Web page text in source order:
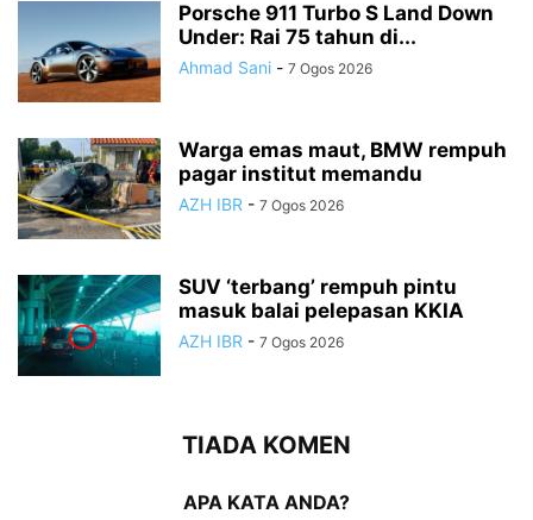
Porsche 911 Turbo S Land Down
Under: Rai 75 tahun di...
Ahmad Sani - 7 Ogos 2026
Warga emas maut, BMW rempuh
pagar institut memandu
AZH IBR - 7 Ogos 2026
SUV ‘terbang’ rempuh pintu
masuk balai pelepasan KKIA
AZH IBR - 7 Ogos 2026
TIADA KOMEN
APA KATA ANDA?